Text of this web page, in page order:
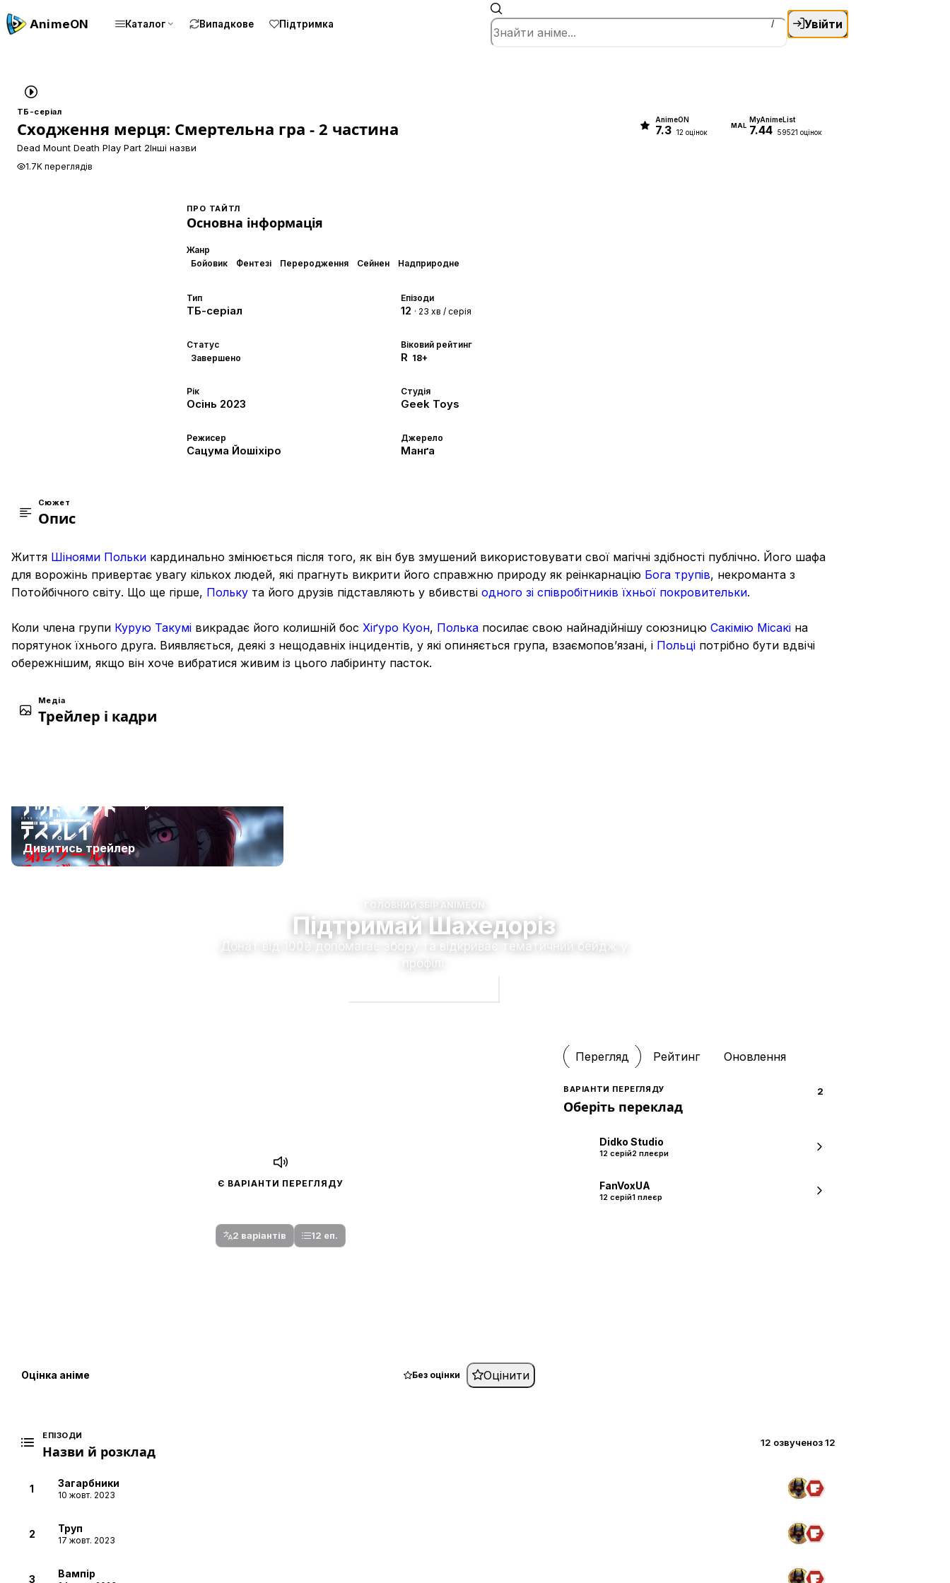
AnimeON Каталог Випадкове Підтримка / Увійти
ТБ-серіал
Сходження мерця: Смертельна гра - 2 частина
Dead Mount Death Play Part 2Інші назви
1.7K переглядів
AnimeON
7.3 12 оцінок
MAL
MyAnimeList
7.44 59521 оцінок
ПРО ТАЙТЛ
Основна інформація
Жанр
Бойовик
Фентезі Переродження Сейнен Надприродне
Тип
ТБ-серіал
Епізоди
12 · 23 хв / серія
Статус
Завершено
Віковий рейтинг
R 18+
Рік
Осінь 2023
Студія
Geek Toys
Режисер
Сацума Йошіхіро
Джерело
Манґа
Сюжет
Опис
Життя Шіноями Польки кардинально змінюється після того, як він був змушений використовувати свої магічні здібності публічно. Його шафа
для ворожінь привертає увагу кількох людей, які прагнуть викрити його справжню природу як реінкарнацію Бога трупів, некроманта з
Потойбічного світу. Що ще гірше, Польку та його друзів підставляють у вбивстві одного зі співробітників їхньої покровительки.
Коли члена групи Курую Такумі викрадає його колишній бос Хіґуро Куон, Полька посилає свою найнадійнішу союзницю Сакімію Місакі на
порятунок їхнього друга. Виявляється, деякі з нещодавніх інцидентів, у які опиняється група, взаємопов’язані, і Польці потрібно бути вдвічі
обережнішим, якщо він хоче вибратися живим із цього лабіринту пасток.
Медіа
Трейлер і кадри
Дивитись трейлер
ГОЛОВНИЙ ЗБІР ANIMEON
Підтримай Шахедоріз
Донат від 100₴ допомагає збору та відкриває тематичний бейдж у
профілі.
Є ВАРІАНТИ ПЕРЕГЛЯДУ
2 варіантів 12 еп.
Оцінка аніме Без оцінки Оцінити
Перегляд Рейтинг Оновлення
ВАРІАНТИ ПЕРЕГЛЯДУ
Оберіть переклад
2
Didko Studio
12 серій2 плеєри
FanVoxUA
12 серій1 плеєр
ЕПІЗОДИ
Назви й розклад
12 озвученоз 12
1 Загарбники
10 жовт. 2023
2 Труп
17 жовт. 2023
3 Вампір